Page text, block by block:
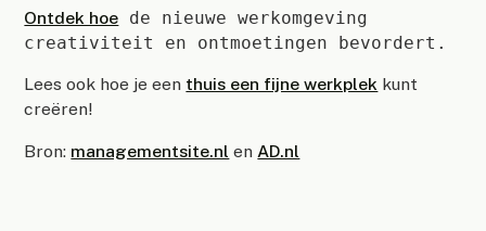
Ontdek hoe de nieuwe werkomgeving
creativiteit en ontmoetingen bevordert.
Lees ook hoe je een thuis een fijne werkplek kunt
creëren!
Bron: managementsite.nl enAD.nl